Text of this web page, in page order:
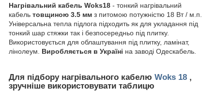
Нагрівальний кабель Woks18 - тонкий нагрівальний
кабель товщиною 3.5 мм з питомою потужністю 18 Вт / м.п.
Універсальна тепла підлога підходить як для укладання під
тонкий шар стяжки так і безпосередньо під плитку.
Використовується для облаштування під плитку, ламінат,
лінолеум. Виробляється в Україні на заводі Одескабель.
Для підбору нагрівального кабелю Woks 18 ,
зручніше використовувати таблицю